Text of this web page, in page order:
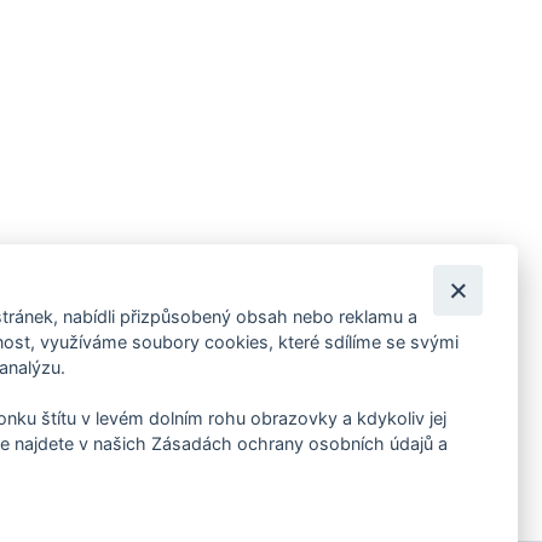
pozvánky na kulturní a sportovní akce?
nabídli přizpůsobený obsah nebo reklamu a
využíváme soubory cookies, které sdílíme se svými
štítu v levém dolním rohu obrazovky a kdykoliv jej
najdete v našich Zásadách ochrany osobních údajů a